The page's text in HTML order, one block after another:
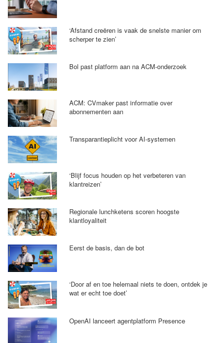
‘Afstand creëren is vaak de snelste manier om
scherper te zien’
Bol past platform aan na ACM-onderzoek
ACM: CVmaker past informatie over
abonnementen aan
Transparantieplicht voor AI-systemen
‘Blijf focus houden op het verbeteren van
klantreizen’
Regionale lunchketens scoren hoogste
klantloyaliteit
Eerst de basis, dan de bot
‘Door af en toe helemaal niets te doen, ontdek je
wat er echt toe doet’
OpenAI lanceert agentplatform Presence